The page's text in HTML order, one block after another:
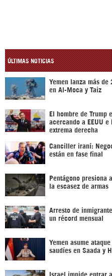
ÚLTIMAS NOTICIAS
Yemen lanza más
en Al-Moca y Taiz
El hombre de Trump
acercando a EEUU
extrema derecha
Canciller iraní:
están en fase final
Pentágono presiona
la escasez de armas
Arresto de
un récord mensual
Yemen asume
saudíes en Saada y
Israel impide entrar